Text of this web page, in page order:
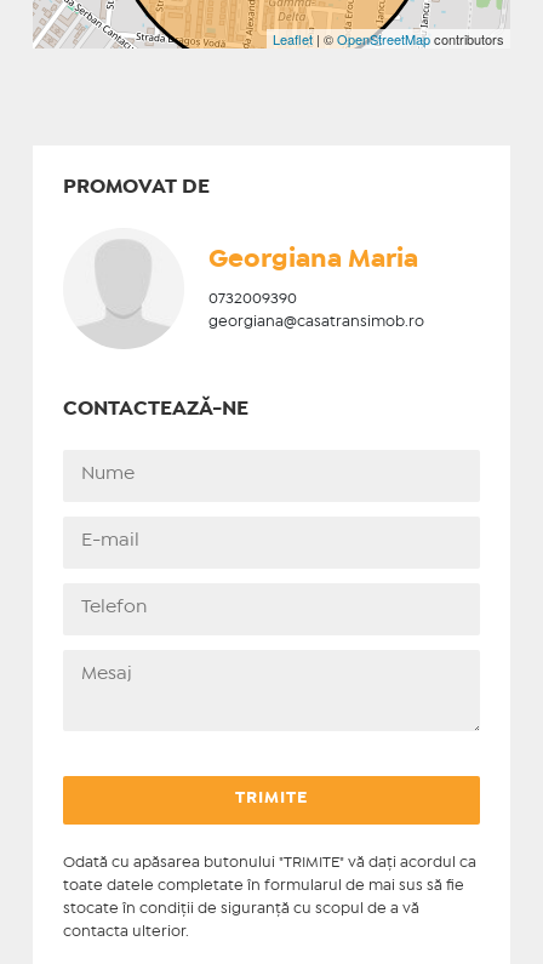
Leaflet| ©OpenStreetMapcontributors
PROMOVAT DE
Georgiana Maria
0732009390
georgiana@casatransimob.ro
CONTACTEAZĂ-NE
Odată cu apăsarea butonului "TRIMITE" vă daţi acordul ca
toate datele completate în formularul de mai sus să fie
stocate în condiţii de siguranţă cu scopul de a vă
contacta ulterior.